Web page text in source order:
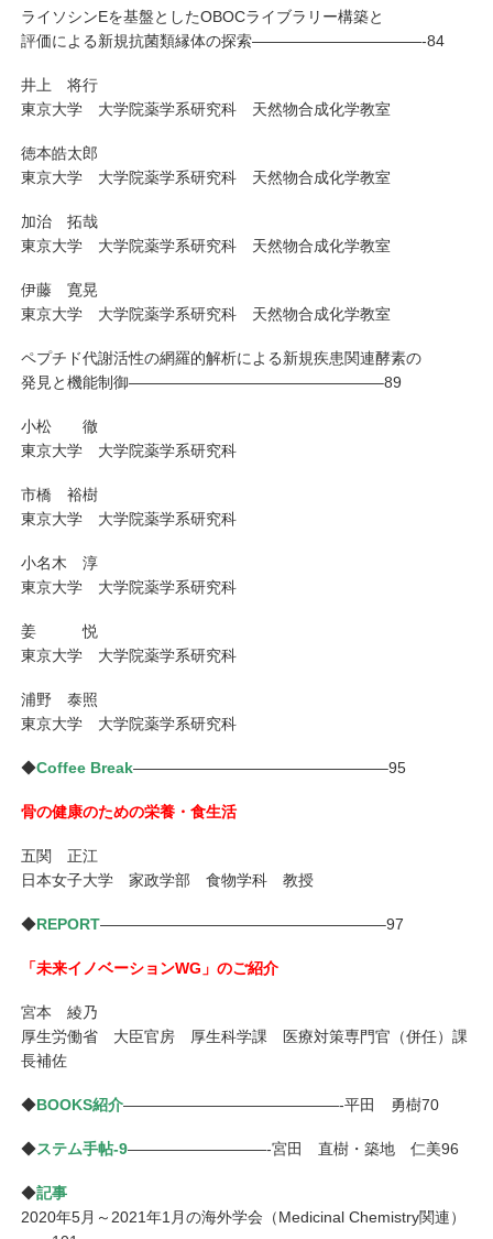
ライソシンEを基盤としたOBOCライブラリー構築と
評価による新規抗菌類縁体の探索———————————-84
井上 将行
東京大学 大学院薬学系研究科 天然物合成化学教室
徳本皓太郎
東京大学 大学院薬学系研究科 天然物合成化学教室
加治 拓哉
東京大学 大学院薬学系研究科 天然物合成化学教室
伊藤 寛晃
東京大学 大学院薬学系研究科 天然物合成化学教室
ペプチド代謝活性の網羅的解析による新規疾患関連酵素の
発見と機能制御————————————————–89
小松 徹
東京大学 大学院薬学系研究科
市橋 裕樹
東京大学 大学院薬学系研究科
小名木 淳
東京大学 大学院薬学系研究科
姜 悦
東京大学 大学院薬学系研究科
浦野 泰照
東京大学 大学院薬学系研究科
◆Coffee Break————————————————–95
骨の健康のための栄養・食生活
五関 正江
日本女子大学 家政学部 食物学科 教授
◆REPORT——————————————————–97
「未来イノベーションWG」のご紹介
宮本 綾乃
厚生労働省 大臣官房 厚生科学課 医療対策専門官（併任）課
長補佐
◆BOOKS紹介——————————————-平田 勇樹70
◆ステム手帖-9—————————-宮田 直樹・築地 仁美96
◆記事
2020年5月～2021年1月の海外学会（Medicinal Chemistry関連）